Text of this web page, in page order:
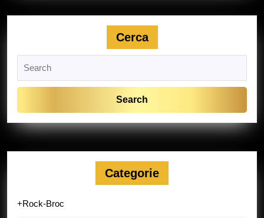
Cerca
for:
Categorie
+Rock-Broc